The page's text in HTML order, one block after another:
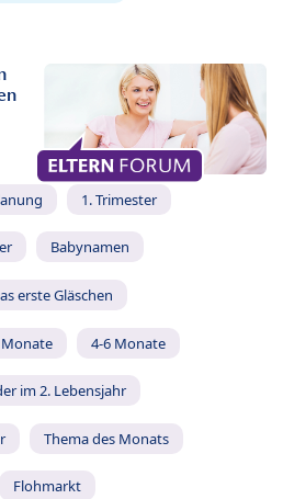
1. Trimester
Babynamen
erste Gläschen
4-6 Monate
im 2. Lebensjahr
Thema des Monats
Flohmarkt